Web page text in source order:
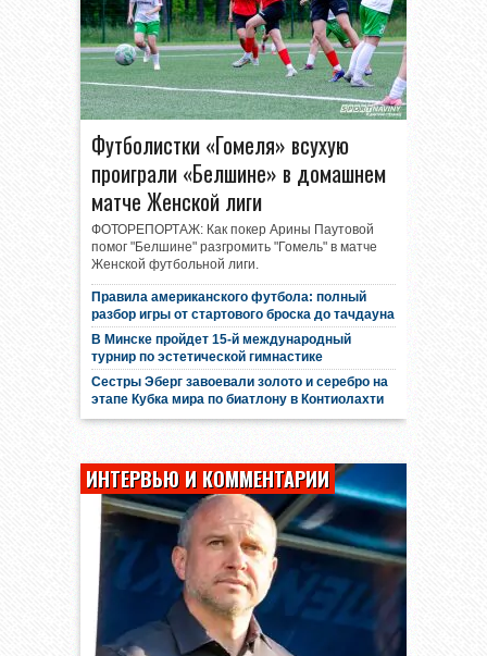
Футболистки «Гомеля» всухую
проиграли «Белшине» в домашнем
матче Женской лиги
ФОТОРЕПОРТАЖ: Как покер Арины Паутовой
помог "Белшине" разгромить "Гомель" в матче
Женской футбольной лиги.
Правила американского футбола: полный
разбор игры от стартового броска до тачдауна
В Минске пройдет 15-й международный
турнир по эстетической гимнастике
Сестры Эберг завоевали золото и серебро на
этапе Кубка мира по биатлону в Контиолахти
ИНТЕРВЬЮ И КОММЕНТАРИИ